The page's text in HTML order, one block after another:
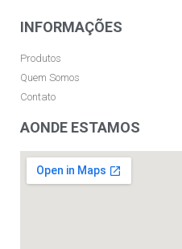
INFORMAÇÕES
Produtos
Quem Somos
Contato
AONDE ESTAMOS